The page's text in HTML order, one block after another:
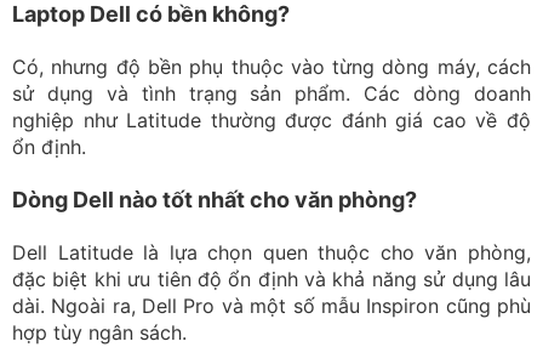
Laptop Dell có bền không?
Có, nhưng độ bền phụ thuộc vào từng dòng máy, cách
sử dụng và tình trạng sản phẩm. Các dòng doanh
nghiệp như Latitude thường được đánh giá cao về độ
ổn định.
Dòng Dell nào tốt nhất cho văn phòng?
Dell Latitude là lựa chọn quen thuộc cho văn phòng,
đặc biệt khi ưu tiên độ ổn định và khả năng sử dụng lâu
dài. Ngoài ra, Dell Pro và một số mẫu Inspiron cũng phù
hợp tùy ngân sách.